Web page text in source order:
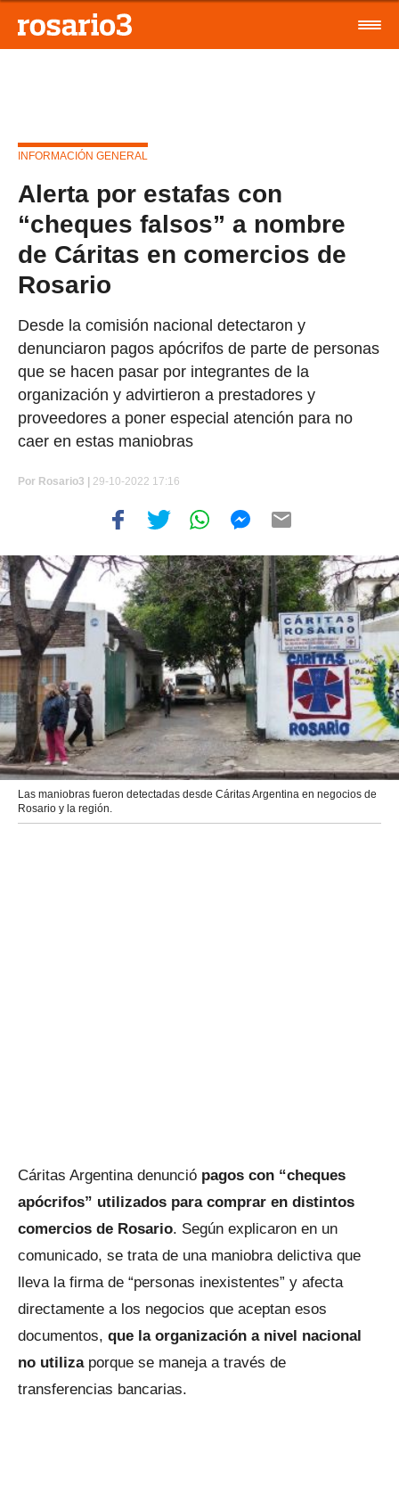
INFORMACIÓN GENERAL
Alerta por estafas con
“cheques falsos” a nombre
de Cáritas en comercios de
Rosario
Desde la comisión nacional detectaron y
denunciaron pagos apócrifos de parte de personas
que se hacen pasar por integrantes de la
organización y advirtieron a prestadores y
proveedores a poner especial atención para no
caer en estas maniobras
Por Rosario3 | 29-10-2022 17:16
Las maniobras fueron detectadas desde Cáritas Argentina en negocios de
Rosario y la región.
Cáritas Argentina denunció pagos con “cheques
apócrifos” utilizados para comprar en distintos
comercios de Rosario. Según explicaron en un
comunicado, se trata de una maniobra delictiva que
lleva la firma de “personas inexistentes” y afecta
directamente a los negocios que aceptan esos
documentos, que la organización a nivel nacional
no utilizaporque se maneja a través de
transferencias bancarias.